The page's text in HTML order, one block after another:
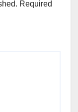
Required